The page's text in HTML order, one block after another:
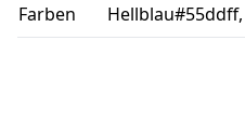
Farben